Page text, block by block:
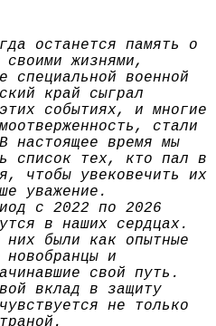
останется память о
жизнями,
специальной военной
край сыграл
событиях, и многие
стали
настоящее время мы
список тех, кто пал в
чтобы увековечить их
уважение.
с 2022 по 2026
в наших сердцах.
были как опытные
и
свой путь.
вклад в защиту
не только